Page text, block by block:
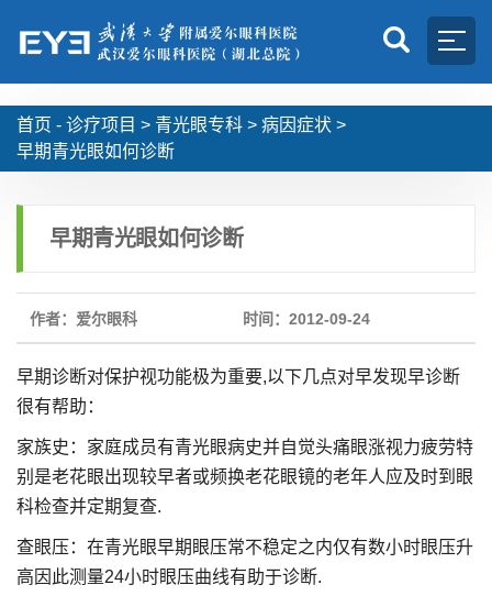
首页 - 诊疗项目 > 青光眼专科 > 病因症状 >
早期青光眼如何诊断
早期青光眼如何诊断
作者：爱尔眼科 时间：2012-09-24
早期诊断对保护视功能极为重要,以下几点对早发现早诊断
很有帮助：
家族史：家庭成员有青光眼病史并自觉头痛眼涨视力疲劳特
别是老花眼出现较早者或频换老花眼镜的老年人应及时到眼
科检查并定期复查.
查眼压：在青光眼早期眼压常不稳定之内仅有数小时眼压升
高因此测量24小时眼压曲线有助于诊断.